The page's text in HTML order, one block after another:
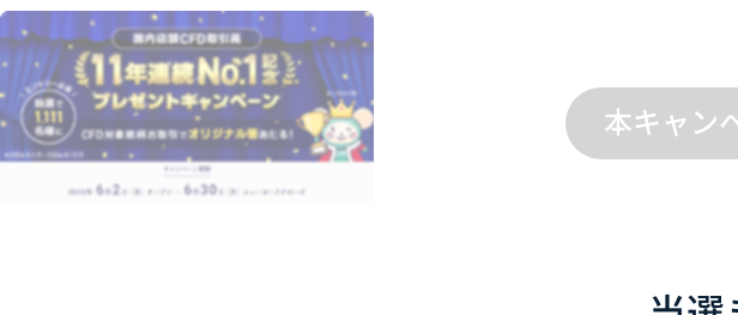
本キャン